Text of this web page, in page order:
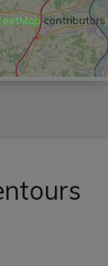
contributors